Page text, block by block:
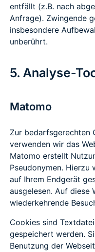
entfällt (z.B. nach
Anfrage). Zwingende
insbesondere
unberührt.
5. Analyse-
Matomo
Zur bedarfsgerechten
verwenden wir das
Matomo erstellt
Pseudonymen. Hierzu
auf Ihrem Endgerät
ausgelesen. Auf diese
wiederkehrende
Cookies sind
gespeichert werden.
Benutzung der